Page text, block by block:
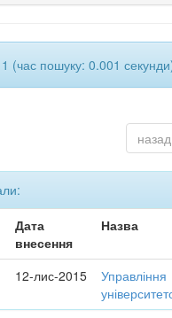
1 (час пошуку: 0.001
назад
Дата
внесення
Назва
12-лис-2015
Управління